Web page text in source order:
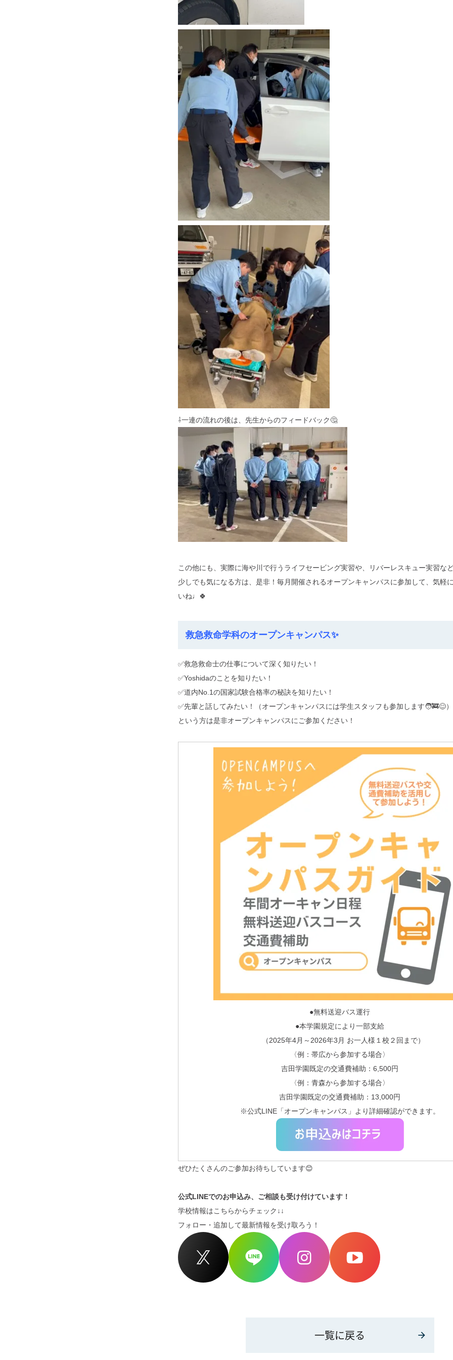
⇩一連の流れの後は、先生からのフィードバック🤔
この他にも、実際に海や川で行うライフセービング実習や、リバーレスキュー実習な
少しでも気になる方は、是非！毎月開催されるオープンキャンパスに参加して、気軽
いね♩🍀
救急救命学科のオープンキャンパス✨
✅救急救命士の仕事について深く知りたい！
✅Yoshidaのことを知りたい！
✅道内No.1の国家試験合格率の秘訣を知りたい！
✅先輩と話してみたい！（オープンキャンパスには学生スタッフも参加します🧑‍🚒😊）
という方は是非オープンキャンパスにご参加ください！
●無料送迎バス運行
●本学園規定により一部支給
（2025年4月～ 2026年3 月 お一人様１校２回まで）
〈例：帯広から参加する場合〉
吉田学園既定の交通費補助：6,500円
〈例：青森から参加する場合〉
吉田学園既定の交通費補助：13,000円
※公式LINE「オープンキャンパス」より詳細確認ができます。
ぜひたくさんのご参加お待ちしています😊
公式LINEでのお申込み、ご相談も受け付けています！
学校情報はこちらからチェック↓↓
フォロー・追加して最新情報を受け取ろう！
一覧に戻る